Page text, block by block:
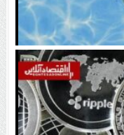
بیت‌کوین سبز شد